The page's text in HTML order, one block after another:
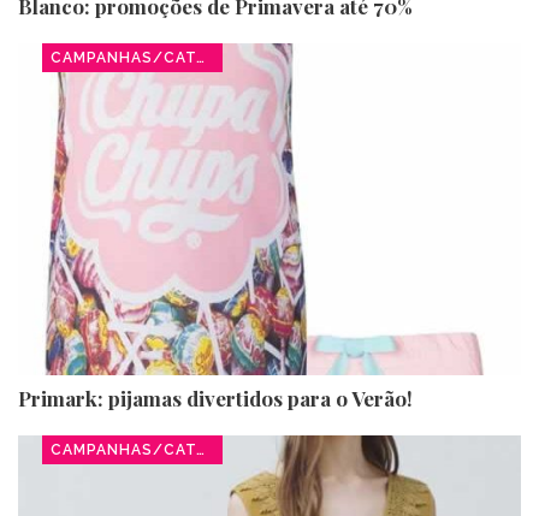
Blanco: promoções de Primavera até 70%
CAMPANHAS/CATÁLOGOS
Primark: pijamas divertidos para o Verão!
CAMPANHAS/CATÁLOGOS